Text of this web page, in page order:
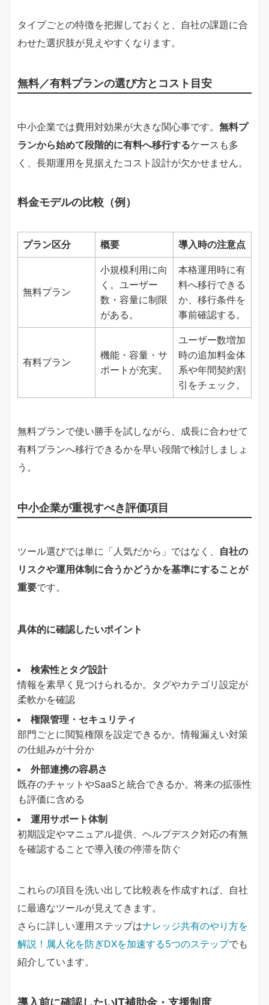
タイプごとの特徴を把握しておくと、自社の課題に合
わせた選択肢が見えやすくなります。
無料／有料プランの選び方とコスト目安
中小企業では費用対効果が大きな関心事です。 無料プ
ランから始めて段階的に有料へ移行するケースも多
く、長期運用を見据えたコスト設計が欠かせません。
料金モデルの比較（例）
プラン区分 概要 導入時の注意点
無料プラン
小規模利用に向
く。ユーザー
数・容量に制限
がある。
本格運用時に有
料へ移行できる
か、移行条件を
事前確認する。
有料プラン
機能・容量・サ
ポートが充実。
ユーザー数増加
時の追加料金体
系や年間契約割
引をチェック。
無料プランで使い勝手を試しながら、成長に合わせて
有料プランへ移行できるかを早い段階で検討しましょ
う。
中小企業が重視すべき評価項目
ツール選びでは単に「人気だから」ではなく、 自社の
リスクや運用体制に合うかどうかを基準にすることが
重要です。
具体的に確認したいポイント
検索性とタグ設計
情報を素早く見つけられるか。タグやカテゴリ設定が
柔軟かを確認
権限管理・セキュリティ
部門ごとに閲覧権限を設定できるか。情報漏えい対策
の仕組みが十分か
外部連携の容易さ
既存のチャットやSaaSと統合できるか。将来の拡張性
も評価に含める
運用サポート体制
初期設定やマニュアル提供、ヘルプデスク対応の有無
を確認することで導入後の停滞を防ぐ
これらの項目を洗い出して比較表を作成すれば、自社
に最適なツールが見えてきます。
さらに詳しい運用ステップはナレッジ共有のやり方を
解説！属人化を防ぎDXを加速する5つのステップでも
紹介しています。
導入前に確認したいIT補助金・支援制度